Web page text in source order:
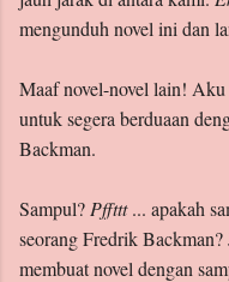
mengunduh novel ini dan
Maaf novel-novel lain!
untuk segera berduaan
Backman.
Sampul? Pffttt... apakah
seorang Fredrik
membuat novel dengan